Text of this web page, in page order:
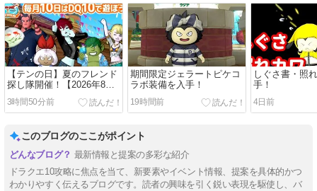
【テンの日】夏のフレンド
探し隊開催！【2026年8
月】
3時間50分前
期間限定ジェラートピケコ
ラボ装備を入手！
19時間前
しぐさ書・照
手！
4日前
このブログのここがポイント
最新情報と提案の多彩な紹介
ドラクエ10攻略に焦点を当て、新要素やイベント情報、提案を具体的かつ
わかりやすく伝えるブログです。読者の興味を引く鋭い表現を駆使し、バ